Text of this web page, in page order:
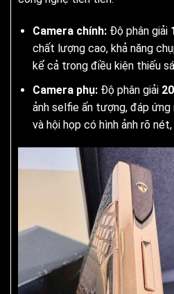
Camera chính:Độ phân giải
chất lượng cao, khả năng
kể cả trong điều kiện thiếu
Camera phụ:Độ phân giải
ảnh selfie ấn tượng, đáp
và hội họp có hình ảnh rõ